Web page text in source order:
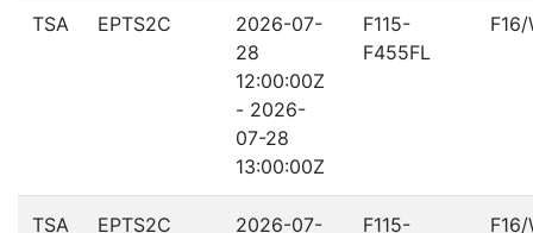
TSA EPTS2C
2026-07-
28
12:00:00Z
- 2026-
07-28
13:00:00Z
F115-
F455FL
F16/
TSA EPTS2C
2026-07-
F115-
F16/